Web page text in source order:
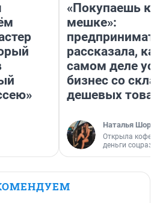
«Покупаешь
мешке»:
рассказала,
самом деле
бизнес со
дешевых
Наталья
Открыла
деньги